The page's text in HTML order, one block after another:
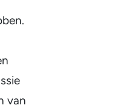
van